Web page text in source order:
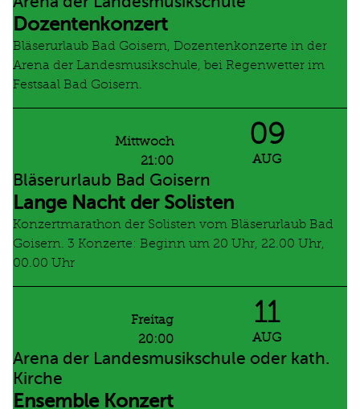
Dozentenkonzert
Bläserurlaub Bad Goisern, Dozentenkonzerte in der
Arena der Landesmusikschule, bei Regenwetter im
Festsaal Bad Goisern.
Mittwoch
21:00
09
AUG
Bläserurlaub Bad Goisern
Lange Nacht der Solisten
Konzertmarathon der Solisten vom Bläserurlaub Bad
Goisern. 3 Konzerte: Beginn um 20 Uhr, 22.00 Uhr,
00.00 Uhr
Freitag
20:00
11
AUG
Arena der Landesmusikschule oder kath.
Kirche
Ensemble Konzert